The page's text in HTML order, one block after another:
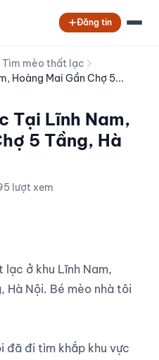
Đăng tin
Tìm mèo thất lạc
Hoàng Mai Gần Chợ 5...
Tại Lĩnh Nam,
5 Tầng, Hà
lượt xem
Hà Nội. Bé mèo nhà tôi
đã đi tìm khắp khu vực